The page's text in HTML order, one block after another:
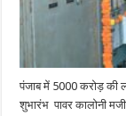
पंजाब में 5000 करोड़ की
शुभारंभ पावर कालोनी